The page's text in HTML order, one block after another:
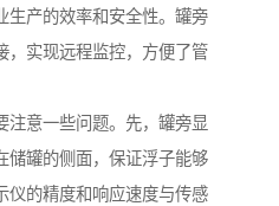
生产的效率和安全性。罐旁
，实现远程监控，方便了管
注意一些问题。先，罐旁显
储罐的侧面，保证浮子能够
仪的精度和响应速度与传感